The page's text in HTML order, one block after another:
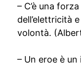
– C’è una
dell’elettricità
volontà.
– Un eroe è